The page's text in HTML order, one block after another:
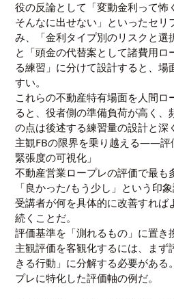
役の反論として「変動金利って怖
そんなに出せない」といったセリ
み、「金利タイプ別のリスクと選
と「頭金の代替案として諸費用ロ
る練習」に分けて設計すると、場
すい。
これらの不動産特有場面を人間ロ
ると、役者側の準備負荷が高く、
の点は後述する練習量の設計と深
主観FBの限界を乗り越える——評
緊張度の可視化」
不動産営業ロープレの評価で最も
「良かった/もう少し」という印
受講者が何を具体的に改善すれば
続くことだ。
評価基準を「測れるもの」に置き
主観評価を客観化するには、まず
きる行動」に分解する必要がある
プレに特化した評価軸の例だ。